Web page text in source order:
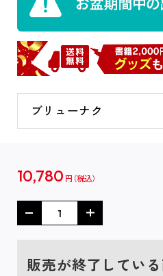
ブリューナク
10,780 円
販売が終了してい